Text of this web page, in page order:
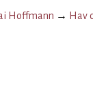
Hoffmann → Hav